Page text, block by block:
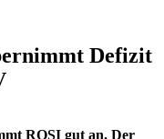
Defizit
ROSI gut an. Der